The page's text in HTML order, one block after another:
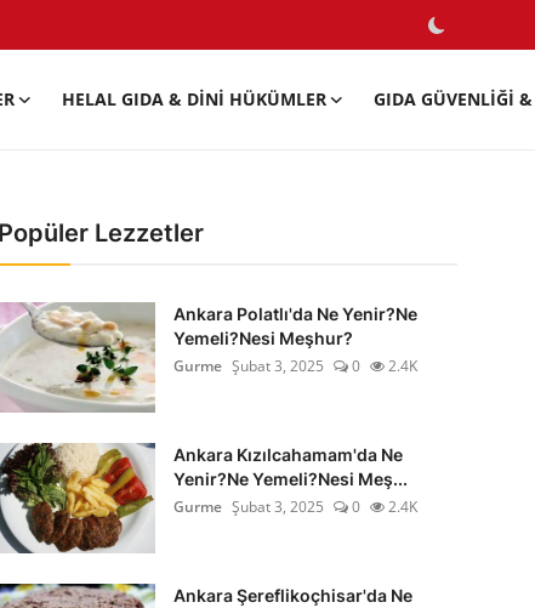
HELAL GIDA & DINI HÜKÜMLER GIDA GÜVENLIĞI
Popüler Lezzetler
Ankara Polatlı'da Ne Yenir?Ne
Yemeli?Nesi Meşhur?
Gurme Şubat 3, 2025 0 2.4K
Ankara Kızılcahamam'da Ne
Yenir?Ne Yemeli?Nesi Meş...
Gurme Şubat 3, 2025 0 2.4K
Ankara Şereflikoçhisar'da Ne